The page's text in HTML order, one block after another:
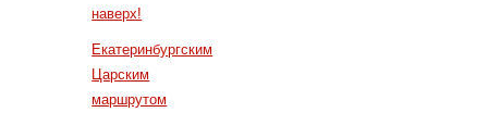
наверх!
Екатеринбургским
Царским
маршрутом